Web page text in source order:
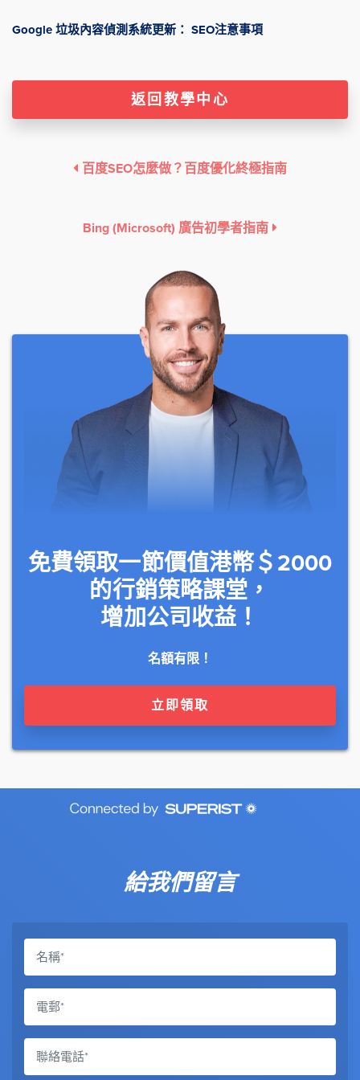
Google 垃圾內容偵測系統更新： SEO注意事項
返回教學中心
百度SEO怎麼做？百度優化終極指南
Bing (Microsoft) 廣告初學者指南
免費領取一節價值港幣＄2000
的行銷策略課堂，
增加公司收益！
名額有限！
立即領取
給我們留言